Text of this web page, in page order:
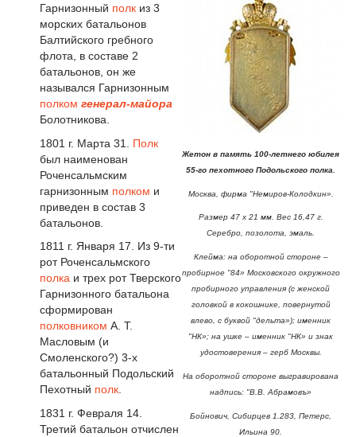
Жетон в память 100-летнего юбилея
55-го пехотного Подольского полка.
Москва, фирма "Немиров-Колодкин».
Размер 47 х 21 мм. Вес 16,47 г.
Серебро, позолота, эмаль.
Клейма: на оборотной стороне –
пробирное "84» Московского окружного
пробирного управления (с женской
головкой в кокошнике, повернутой
влево, с буквой "дельта»); именник
"НК»; на ушке – именник "НК» и знак
удостоверения – герб Москвы.
На оборотной стороне выгравирована
надпись: "В.В. Абрамовъ»
Бойнович, Сибирцев 1.283, Петерс,
Ильина 90.
Гарнизонный полк из 3
морских батальонов
Балтийского гребного
флота, в составе 2
батальонов, он же
назывался Гарнизонным
полком генерал-майора
Болотникова.
1801 г. Марта 31. Полк
был наименован
Роченсальмским
гарнизонным полком и
приведен в состав 3
батальонов.
1811 г. Января 17. Из 9-ти
рот Роченсальмского
полка и трех рот Тверского
Гарнизонного батальона
сформирован
полковником А. Т.
Масловым (и
Смоленского?) 3-х
батальонный Подольский
Пехотный полк.
1831 г. Февраля 14.
Третий батальон отчислен